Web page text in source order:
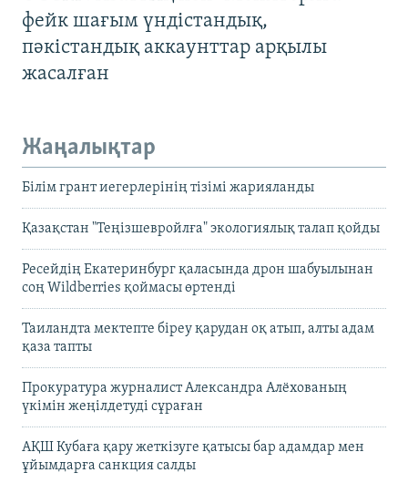
фейк шағым үндістандық,
пәкістандық аккаунттар арқылы
жасалған
Жаңалықтар
Білім грант иегерлерінің тізімі жарияланды
Қазақстан "Теңізшевройлға" экологиялық талап қойды
Ресейдің Екатеринбург қаласында дрон шабуылынан
соң Wildberries қоймасы өртенді
Таиландта мектепте біреу қарудан оқ атып, алты адам
қаза тапты
Прокуратура журналист Александра Алёхованың
үкімін жеңілдетуді сұраған
АҚШ Кубаға қару жеткізуге қатысы бар адамдар мен
ұйымдарға санкция салды